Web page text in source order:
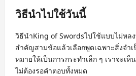
วิธีนำไปใช้วันนี้
วิธีนำKing of Swordsไปใช้แบบไม่หล
สำคัญสามข้อแล้วเลือกพูดเฉพาะสิ่งจำ
หมายให้เป็นการกระทำเล็ก ๆ เราจะเห็
ไม่ต้องรอคำตอบทั้งหมด